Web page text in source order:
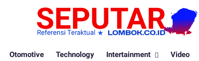
Otomotive Technology Intertainment Video